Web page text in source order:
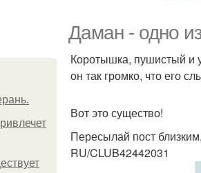
Даман - одно
Коротышка, пушистый и
он так громко, что его
Вот это существо!
Пересылай пост
RU/CLUB42442031